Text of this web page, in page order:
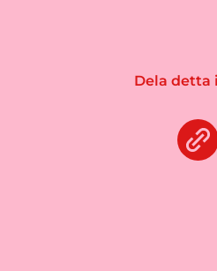
Dela detta